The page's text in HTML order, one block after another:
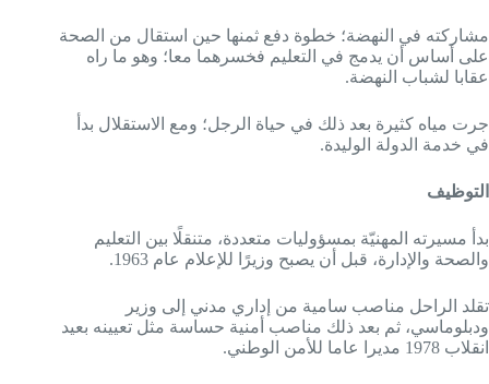
مشاركته في النهضة؛ خطوة دفع ثمنها حين استقال من الصحة
على أساس أن يدمج في التعليم فخسرهما معا؛ وهو ما راه
عقابا لشباب النهضة.
جرت مياه كثيرة بعد ذلك في حياة الرجل؛ ومع الاستقلال بدأ
في خدمة الدولة الوليدة.
التوظيف
بدأ مسيرته المهنيّة بمسؤوليات متعددة، متنقلًا بين التعليم
والصحة والإدارة، قبل أن يصبح وزيرًا للإعلام عام 1963.
تقلد الراحل مناصب سامية من إداري مدني إلى وزير
ودبلوماسي، ثم بعد ذلك مناصب أمنية حساسة مثل تعيينه بعيد
انقلاب 1978 مديرا عاما للأمن الوطني.